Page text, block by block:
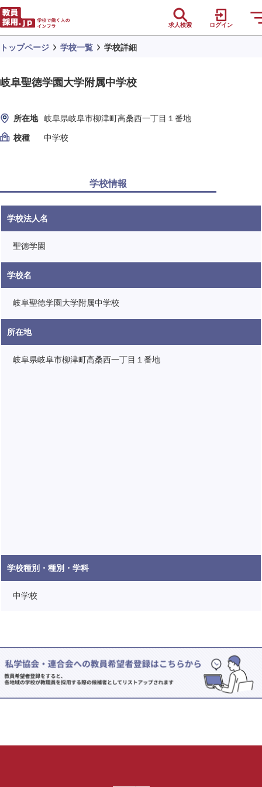
求人検索 ログイン
トップページ 学校一覧 学校詳細
岐阜聖徳学園大学附属中学校
所在地 岐阜県岐阜市柳津町高桑西一丁目１番地
校種
中学校
学校情報
学校法人名
聖徳学園
学校名
岐阜聖徳学園大学附属中学校
所在地
岐阜県岐阜市柳津町高桑西一丁目１番地
学校種別・種別・学科
中学校